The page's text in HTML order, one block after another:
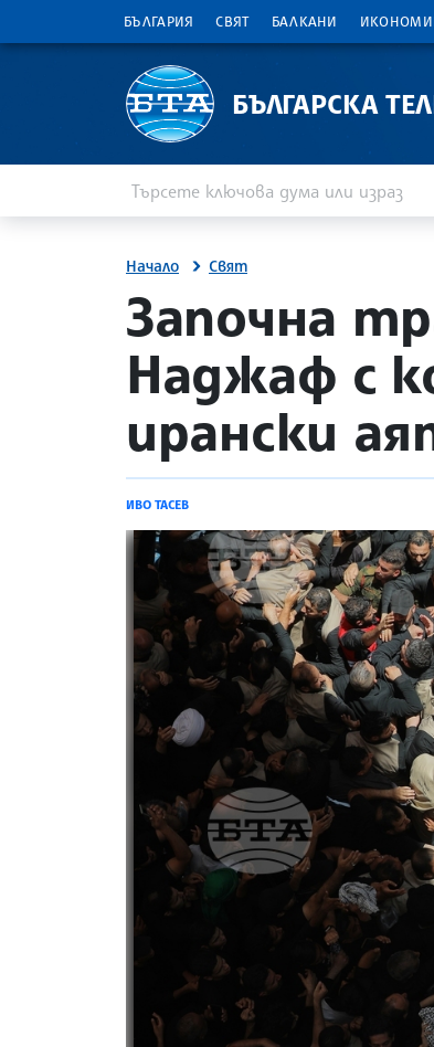
БЪЛГАРИЯ СВЯТ БАЛКАНИ
БЪЛГАРСКА
Начало Свят
site.bta
Започна
Наджаф с
ирански
ИВО ТАСЕВ